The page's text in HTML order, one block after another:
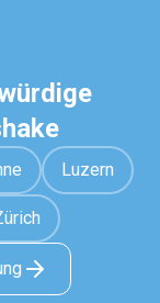
Luzern